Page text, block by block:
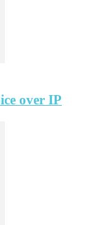
over IP